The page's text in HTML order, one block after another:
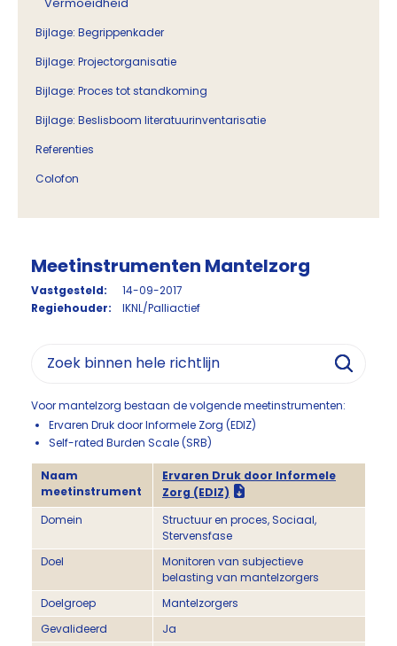
Bijlage: Begrippenkader
Bijlage: Projectorganisatie
Bijlage: Proces tot standkoming
Bijlage: Beslisboom literatuurinventarisatie
Referenties
Colofon
Meetinstrumenten Mantelzorg
Vastgesteld:
14-09-2017
Regiehouder:
IKNL/Palliactief
Voor mantelzorg bestaan de volgende meetinstrumenten:
Ervaren Druk door Informele Zorg (EDIZ)
Self-rated Burden Scale (SRB)
Naam
meetinstrument
Ervaren Druk door Informele
Zorg (EDIZ)
Domein
Structuur en proces, Sociaal,
Stervensfase
Doel
Monitoren van subjectieve
belasting van mantelzorgers
Doelgroep
Mantelzorgers
Gevalideerd
Ja